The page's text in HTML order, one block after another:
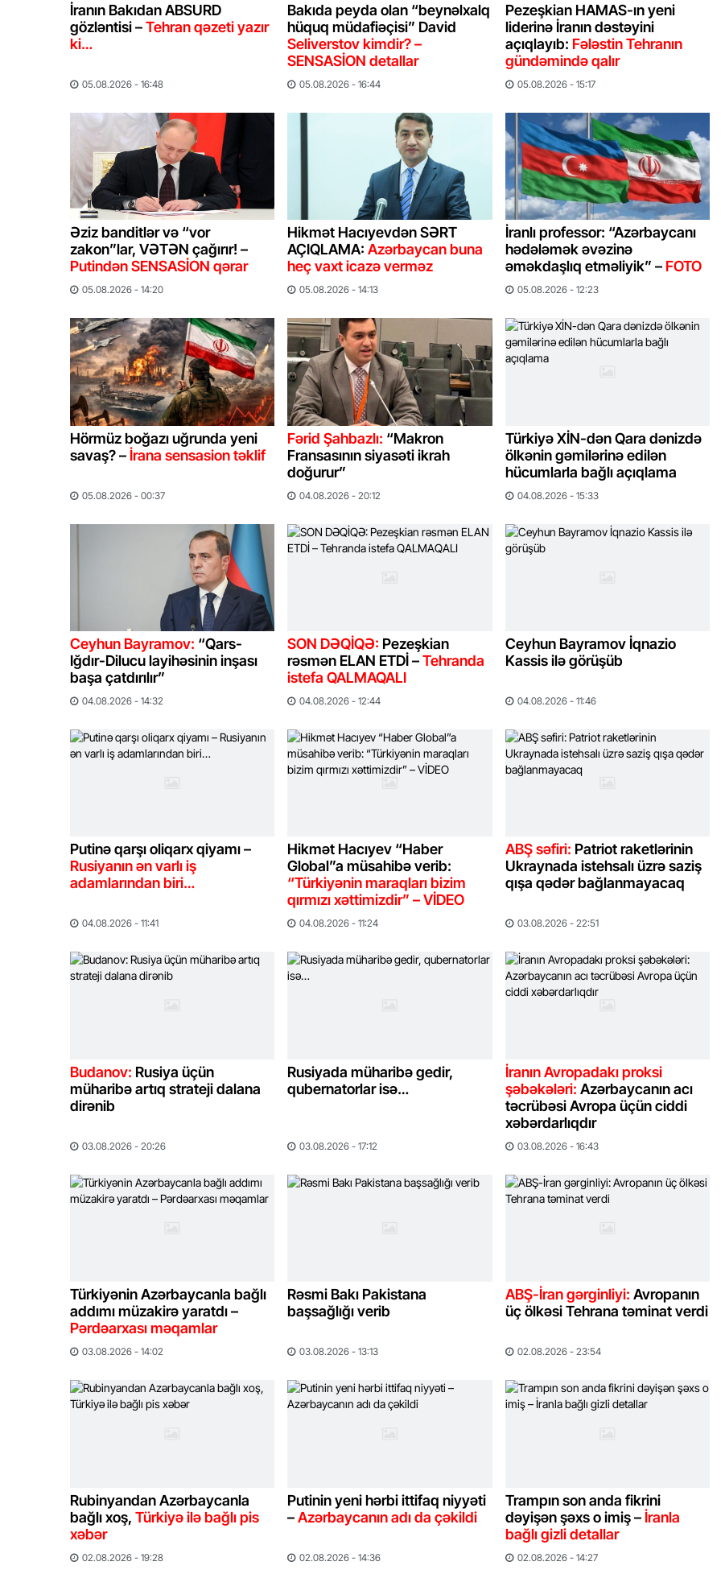
İranın Bakıdan ABSURD
gözləntisi –Tehran qəzeti yazır
ki…
05.08.2026 - 16:48
Bakıda peyda olan “beynəlxalq
hüquq müdafiəçisi” David
Seliverstov kimdir? –
SENSASİON detallar
05.08.2026 - 16:44
Pezeşkian HAMAS-ın yeni
liderinə İranın dəstəyini
açıqlayıb: Fələstin Tehranın
gündəmində qalır
05.08.2026 - 15:17
Əziz banditlər və “vor
zakon”lar, VƏTƏN çağırır! –
Putindən SENSASİON qərar
05.08.2026 - 14:20
Hikmət Hacıyevdən SƏRT
AÇIQLAMA:Azərbaycan buna
heç vaxt icazə verməz
05.08.2026 - 14:13
İranlı professor: “Azərbaycanı
hədələmək əvəzinə
əməkdaşlıq etməliyik” – FOTO
05.08.2026 - 12:23
Hörmüz boğazı uğrunda yeni
savaş? – İrana sensasion təklif
05.08.2026 - 00:37
Fərid Şahbazlı: “Makron
Fransasının siyasəti ikrah
doğurur”
04.08.2026 - 20:12
Türkiyə XİN-dən Qara dənizdə
ölkənin gəmilərinə edilən
hücumlarla bağlı açıqlama
04.08.2026 - 15:33
Ceyhun Bayramov: “Qars-
Iğdır-Dilucu layihəsinin inşası
başa çatdırılır”
04.08.2026 - 14:32
SON DƏQİQƏ: Pezeşkian
rəsmən ELAN ETDİ –Tehranda
istefa QALMAQALI
04.08.2026 - 12:44
Ceyhun Bayramov İqnazio
Kassis ilə görüşüb
04.08.2026 - 11:46
Putinə qarşı oliqarx qiyamı –
Rusiyanın ən varlı iş
adamlarından biri…
04.08.2026 - 11:41
Hikmət Hacıyev “Haber
Global”a müsahibə verib:
“Türkiyənin maraqları bizim
qırmızı xəttimizdir” – VİDEO
04.08.2026 - 11:24
ABŞ səfiri: Patriot raketlərinin
Ukraynada istehsalı üzrə saziş
qışa qədər bağlanmayacaq
03.08.2026 - 22:51
Budanov: Rusiya üçün
müharibə artıq strateji dalana
dirənib
03.08.2026 - 20:26
Rusiyada müharibə gedir,
qubernatorlar isə…
03.08.2026 - 17:12
İranın Avropadakı proksi
şəbəkələri: Azərbaycanın acı
təcrübəsi Avropa üçün ciddi
xəbərdarlıqdır
03.08.2026 - 16:43
Türkiyənin Azərbaycanla bağlı
addımı müzakirə yaratdı –
Pərdəarxası məqamlar
03.08.2026 - 14:02
Rəsmi Bakı Pakistana
başsağlığı verib
03.08.2026 - 13:13
ABŞ-İran gərginliyi: Avropanın
üç ölkəsi Tehrana təminat verdi
02.08.2026 - 23:54
Rubinyandan Azərbaycanla
bağlı xoş, Türkiyə ilə bağlı pis
xəbər
02.08.2026 - 19:28
Putinin yeni hərbi ittifaq niyyəti
–Azərbaycanın adı da çəkildi
02.08.2026 - 14:36
Trampın son anda fikrini
dəyişən şəxs o imiş – İranla
bağlı gizli detallar
02.08.2026 - 14:27